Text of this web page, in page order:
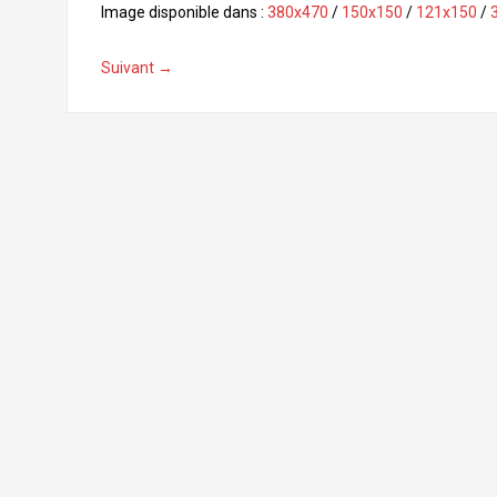
c
o
Image disponible dans : 380x470 / 150x150 / 121x150 /
Suivant →